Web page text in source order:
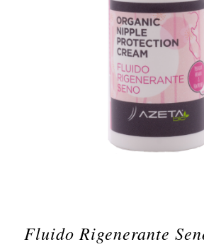
Fluido Rigenerante